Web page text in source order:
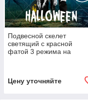
Подвесной скелет
светящий с красной
фатой 3 режима на
Цену уточняйте